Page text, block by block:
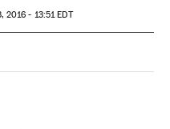
2016 - 13:51EDT